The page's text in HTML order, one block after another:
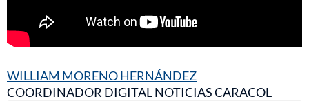
WILLIAM MORENO HERNÁNDEZ
COORDINADOR DIGITAL NOTICIAS CARACOL